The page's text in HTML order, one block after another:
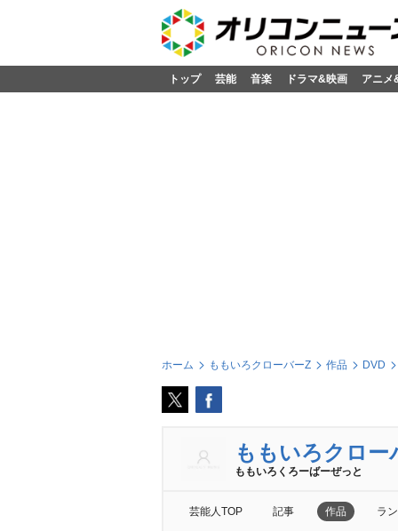
トップ 芸能 音楽 ドラマ&映画 アニメ
ホーム ももいろクローバーZ 作品 DVD
ももいろクロー
ももいろくろーばーぜっと
芸能人TOP 記事 作品 ラ